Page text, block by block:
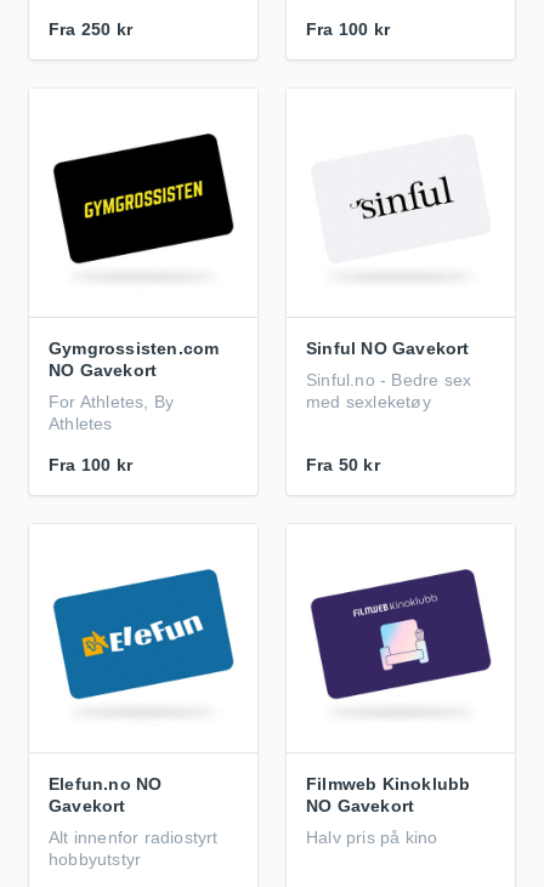
Fra 250 kr Fra 100 kr
Gymgrossisten.com
NO Gavekort
For Athletes, By
Athletes
Fra 100 kr
Sinful NO Gavekort
Sinful.no - Bedre sex
med sexleketøy
Fra 50 kr
Elefun.no NO
Gavekort
Alt innenfor radiostyrt
hobbyutstyr
Filmweb Kinoklubb
NO Gavekort
Halv pris på kino